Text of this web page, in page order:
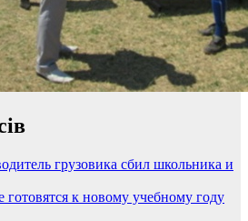
грузовика сбил школьника и
к новому учебному году